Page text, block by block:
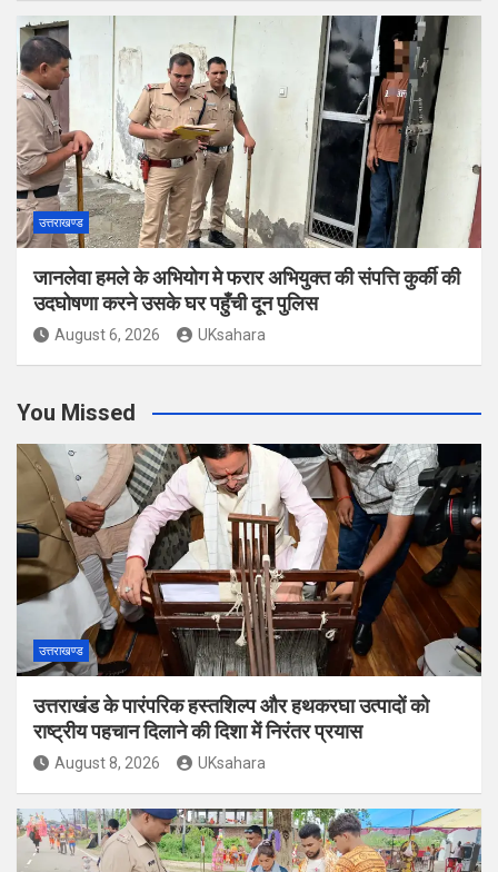
उत्तराखण्ड
जानलेवा हमले के अभियोग मे फरार अभियुक्त की संपत्ति कुर्की की
उदघोषणा करने उसके घर पहुँची दून पुलिस
August 6, 2026 UKsahara
You Missed
उत्तराखण्ड
उत्तराखंड के पारंपरिक हस्तशिल्प और हथकरघा उत्पादों को
राष्ट्रीय पहचान दिलाने की दिशा में निरंतर प्रयास
August 8, 2026 UKsahara